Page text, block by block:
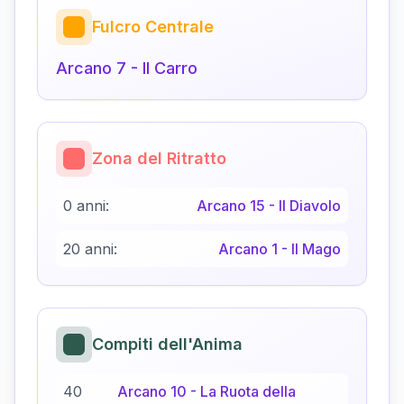
Fulcro Centrale
Arcano 7 - Il Carro
Zona del Ritratto
0 anni: Arcano 15 - Il Diavolo
20 anni: Arcano 1 - Il Mago
Compiti dell'Anima
40
Arcano 10 - La Ruota della